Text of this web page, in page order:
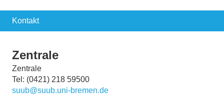
Kontakt
Zentrale
Zentrale
Tel: (0421) 218 59500
suub@suub.uni-bremen.de